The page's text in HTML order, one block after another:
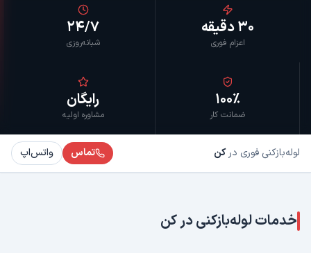
۳۰ دقیقه
اعزام فوری
۲۴/۷
شبانه‌روزی
۱۰۰٪
ضمانت کار
رایگان
مشاوره اولیه
لوله‌بازکنی فوری درکن تماس واتس‌اپ
خدمات لوله‌بازکنی درکن